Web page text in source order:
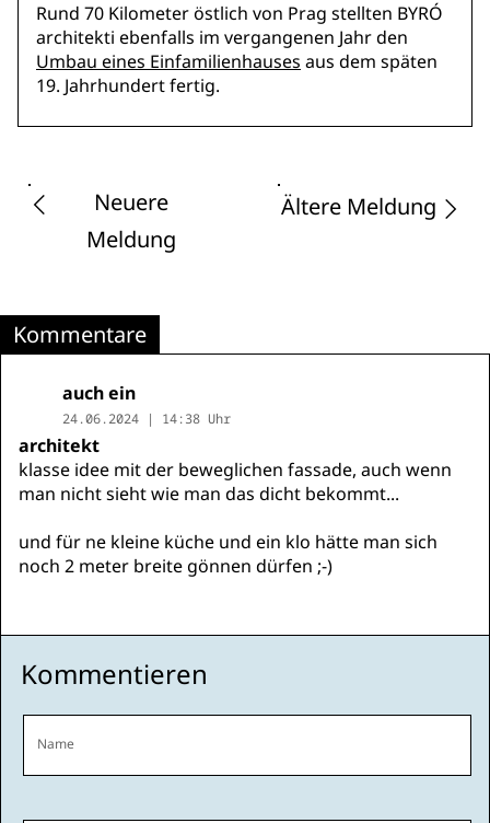
Rund 70 Kilometer östlich von Prag stellten BYRÓ
architekti ebenfalls im vergangenen Jahr den
Umbau eines Einfamilienhauses aus dem späten
19. Jahrhundert fertig.
Neuere
Meldung
Ältere Meldung
Kommentare
auch ein
24.06.2024 | 14:38 Uhr
architekt
klasse idee mit der beweglichen fassade, auch wenn
man nicht sieht wie man das dicht bekommt...
und für ne kleine küche und ein klo hätte man sich
noch 2 meter breite gönnen dürfen ;-)
Kommentieren
Name